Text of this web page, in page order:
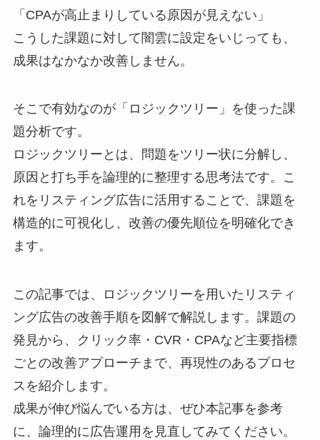
「CPAが高止まりしている原因が見えない」
こうした課題に対して闇雲に設定をいじっても、
成果はなかなか改善しません。
そこで有効なのが「ロジックツリー」を使った課
題分析です。
ロジックツリーとは、問題をツリー状に分解し、
原因と打ち手を論理的に整理する思考法です。こ
れをリスティング広告に活用することで、課題を
構造的に可視化し、改善の優先順位を明確化でき
ます。
この記事では、ロジックツリーを用いたリスティ
ング広告の改善手順を図解で解説します。課題の
発見から、クリック率・CVR・CPAなど主要指標
ごとの改善アプローチまで、再現性のあるプロセ
スを紹介します。
成果が伸び悩んでいる方は、ぜひ本記事を参考
に、論理的に広告運用を見直してみてください。